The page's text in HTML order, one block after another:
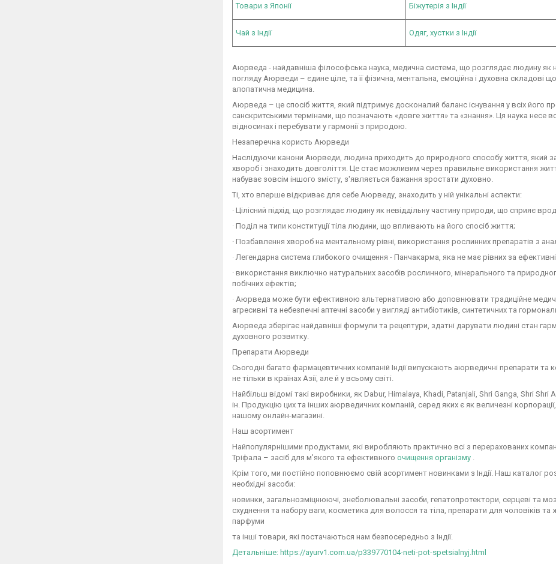
Товари з Японії Біжутерія з Індії
Чай з Індії Одяг, хустки з Індії
Аюрведа - найдавніша філософська наука, медична система, що розглядає людину як
погляду Аюрведи – єдине ціле, та її фізична, ментальна, емоційна і духовна складові
алопатична медицина.
Аюрведа – це спосіб життя, який підтримує досконалий баланс існування у всіх
санскритськими термінами, що позначають «довге життя» та «знання». Ця наука несе
відносинах і перебувати у гармонії з природою.
Незаперечна користь Аюрведи
Наслідуючи канони Аюрведи, людина приходить до природного способу життя, який
хвороб і знаходить довголіття. Це стає можливим через правильне використання
набуває зовсім іншого змісту, з'являється бажання зростати духовно.
Ті, хто вперше відкриває для себе Аюрведу, знаходить у ній унікальні аспекти:
· Цілісний підхід, що розглядає людину як невіддільну частину природи, що сприяє
· Поділ на типи конституції тіла людини, що впливають на його спосіб життя;
· Позбавлення хвороб на ментальному рівні, використання рослинних препаратів з
· Легендарна система глибокого очищення - Панчакарма, яка не має рівних за
· використання виключно натуральних засобів рослинного, мінерального та
побічних ефектів;
· Аюрведа може бути ефективною альтернативою або доповнювати традиційне
агресивні та небезпечні аптечні засоби у вигляді антибіотиків, синтетичних та
Аюрведа зберігає найдавніші формули та рецептури, здатні дарувати людині стан
духовного розвитку.
Препарати Аюрведи
Сьогодні багато фармацевтичних компаній Індії випускають аюрведичні препарати та
не тільки в країнах Азії, але й у всьому світі.
Найбільш відомі такі виробники, як Dabur, Himalaya, Khadi, Patanjali, Shri Ganga, Shri
ін. Продукцію цих та інших аюрведичних компаній, серед яких є як величезні
нашому онлайн-магазині.
Наш асортимент
Найпопулярнішими продуктами, які виробляють практично всі з перерахованих
Тріфала – засіб для м'якого та ефективного очищення організму
Крім того, ми постійно поповнюємо свій асортимент новинками з Індії. Наш каталог
необхідні засоби:
новинки, загальнозміцнюючі, знеболювальні засоби, гепатопротектори, серцеві та
схуднення та набору ваги, косметика для волосся та тіла, препарати для чоловіків та
парфуми
та інші товари, які постачаються нам безпосередньо з Індії.
Детальніше: https://ayurv1.com.ua/p339770104-neti-pot-spetsialnyj.html